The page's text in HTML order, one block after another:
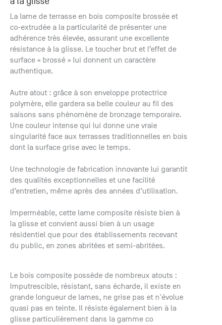
La lame de terrasse en bois composite brossée et
co-extrudée a la particularité de présenter une
adhérence très élevée, assurant une excellente
résistance à la glisse. Le toucher brut et l’effet de
surface « brossé » lui donnent un caractère
authentique.
Autre atout : grâce à son enveloppe protectrice
polymère, elle gardera sa belle couleur au fil des
saisons sans phénomène de bronzage temporaire.
Une couleur intense qui lui donne une vraie
singularité face aux terrasses traditionnelles en bois
dont la surface grise avec le temps.
Une technologie de fabrication innovante lui garantit
des qualités exceptionnelles et une facilité
d’entretien, même après des années d’utilisation.
Imperméable, cette lame composite résiste bien à
la glisse et convient aussi bien à un usage
résidentiel que pour des établissements recevant
du public, en zones abritées et semi-abritées.
Le bois composite possède de nombreux atouts :
Imputrescible, résistant, sans écharde, il existe en
grande longueur de lames, ne grise pas et n'évolue
quasi pas en teinte. Il résiste également bien à la
glisse particulièrement dans la gamme co
+33 (0)1
30 06 09
22
22, route
de
Mantes -
78240